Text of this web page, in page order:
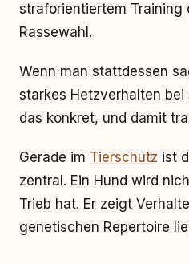
straforientiertem Training
Rassewahl.
Wenn man stattdessen
starkes Hetzverhalten bei
das konkret, und damit
Gerade im Tierschutz ist
zentral. Ein Hund wird
Trieb hat. Er zeigt
genetischen Repertoire